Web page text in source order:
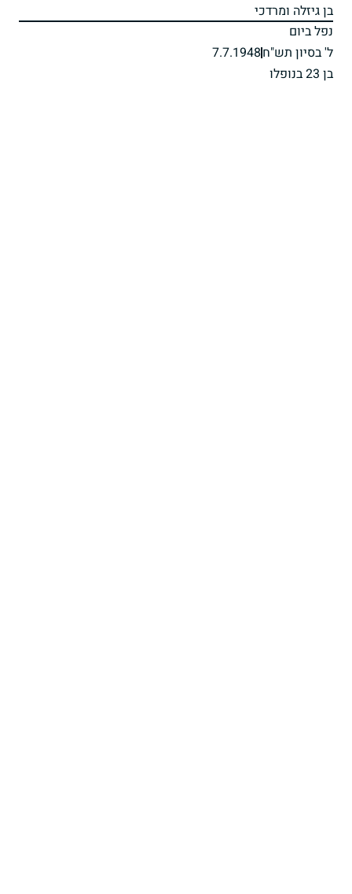
בן גיזלה ומרדכי
נפל ביום
ל' בסיון תש"ח7.7.1948
בן 23 בנופלו